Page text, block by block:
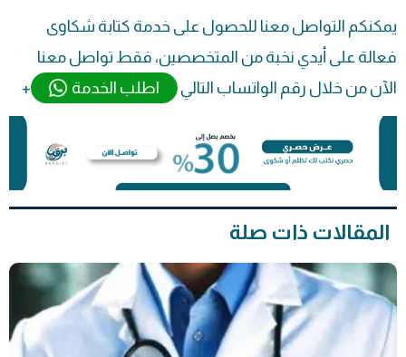
يمكنكم التواصل معنا للحصول على خدمة كتابة شكاوى
فعالة على أيدي نخبة من المتخصصين، فقط تواصل معنا
الآن من خلال رقم الواتساب التالي
اطلب الخدمة +
المقالات ذات صلة